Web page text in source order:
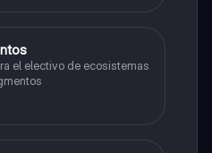
el electivo de ecosistemas